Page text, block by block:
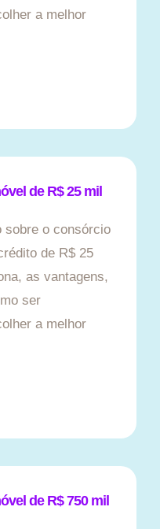
a melhor
de R$ 25 mil
sobre o consórcio
de R$ 25
as vantagens,
ser
a melhor
de R$ 750 mil